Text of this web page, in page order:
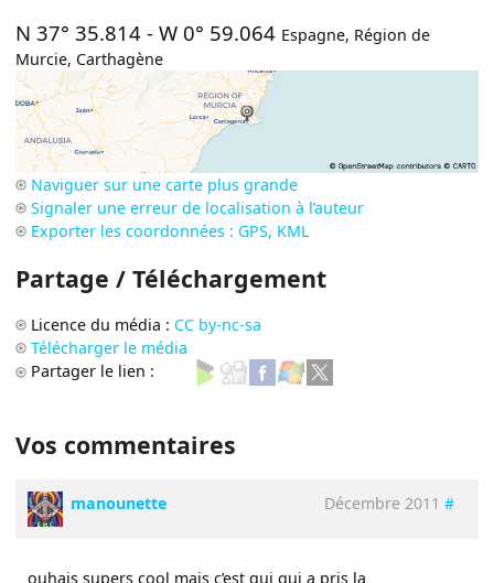
N 37° 35.814 -W 0° 59.064 Espagne, Région de
Murcie, Carthagène
Naviguer sur une carte plus grande
Signaler une erreur de localisation à l’auteur
Exporter les coordonnées : GPS, KML
Partage / Téléchargement
Licence du média : CC by-nc-sa
Télécharger le média
Partager le lien :
Vos commentaires
manounette Décembre 2011 #
ouhais supers cool mais c’est qui qui a pris la